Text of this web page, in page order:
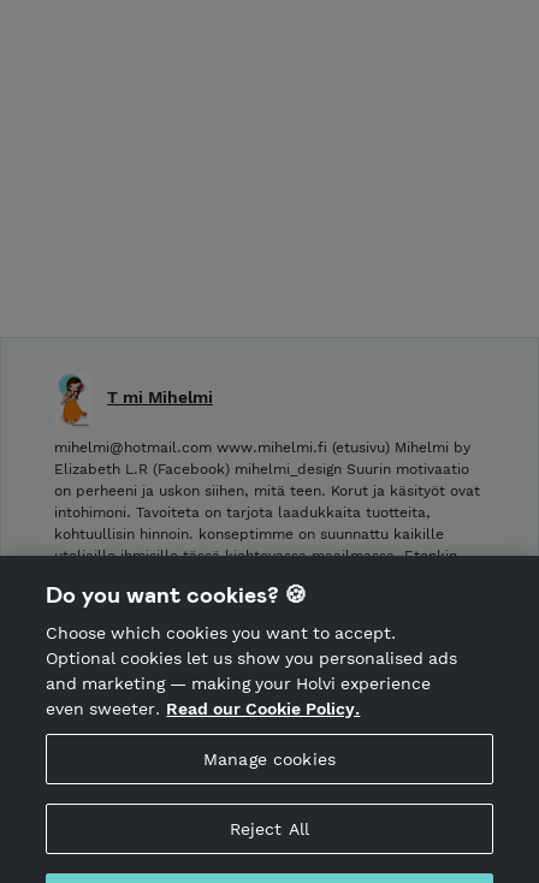
Hosted by Holvi
Holvi Payment Services Ltd is regulated by the Financial
© 2026 Holvi Payment Services Ltd.
T mi Mihelmi
mihelmi@hotmail.com www.mihelmi.fi (etusivu) Mihelmi by
Elizabeth L.R (Facebook) mihelmi_design Suurin motivaatio
on perheeni ja uskon siihen, mitä teen. Korut ja käsityöt ovat
intohimoni. Tavoiteta on tarjota laadukkaita tuotteita,
kohtuullisin hinnoin. konseptimme on suunnattu kaikille
uteliaille ihmisille tässä kiehtovassa maailmassa. Etenkin …
Shop Terms and Conditions
CANCEL ORDER
Do you want cookies? 🍪
Choose which cookies you want to accept.
Optional cookies let us show you personalised ads
and marketing — making your Holvi experience
even sweeter. Read our Cookie Policy.
Manage cookies
Reject All